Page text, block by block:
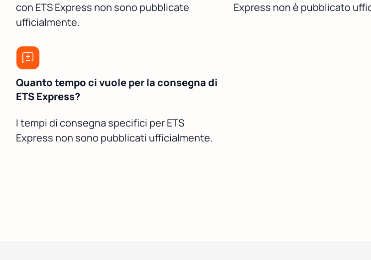
con ETS Express non sono pubblicate
ufficialmente.
Express non è pubblicato
Quanto tempo ci vuole per la consegna di
ETS Express?
I tempi di consegna specifici per ETS
Express non sono pubblicati ufficialmente.